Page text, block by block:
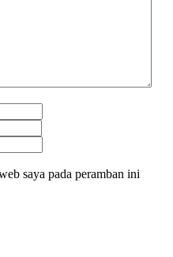
saya pada peramban ini